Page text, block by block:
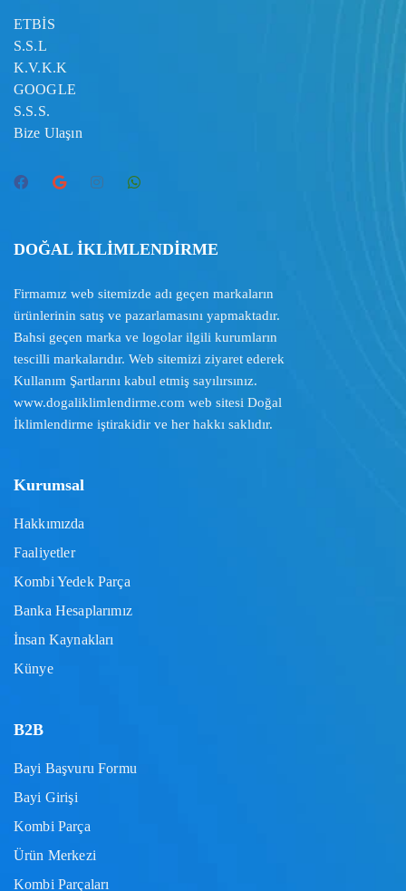
ETBİS
S.S.L
K.V.K.K
GOOGLE
S.S.S.
Bize Ulaşın
DOĞAL İKLİMLENDİRME
Firmamız web sitemizde adı geçen markaların
ürünlerinin satış ve pazarlamasını yapmaktadır.
Bahsi geçen marka ve logolar ilgili kurumların
tescilli markalarıdır. Web sitemizi ziyaret ederek
Kullanım Şartlarını kabul etmiş sayılırsınız.
www.dogaliklimlendirme.com web sitesi Doğal
İklimlendirme iştirakidir ve her hakkı saklıdır.
Kurumsal
Hakkımızda
Faaliyetler
Kombi Yedek Parça
Banka Hesaplarımız
İnsan Kaynakları
Künye
B2B
Bayi Başvuru Formu
Bayi Girişi
Kombi Parça
Ürün Merkezi
Kombi Parçaları